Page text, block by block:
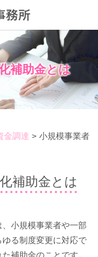
補助金とは
金調達 > 小規模事業者
補助金とは
小規模事業者や一部
る制度変更に対応で
補助金のことです。